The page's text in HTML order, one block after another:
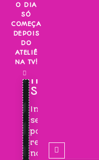
Skip
content
O DIA
SÓ
COMEÇA
DEPOIS
DO
ATELIÊ
NA TV!
INSCREVA-
SE!
Inscreva-
se
para
receber
novidades!